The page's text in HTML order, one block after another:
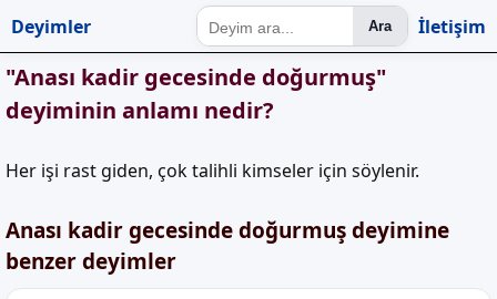
Deyimler Ara İletişim
"Anası kadir gecesinde doğurmuş"
deyiminin anlamı nedir?
Her işi rast giden, çok talihli kimseler için söylenir.
Anası kadir gecesinde doğurmuş deyimine
benzer deyimler